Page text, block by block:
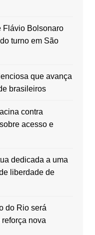
Flávio Bolsonaro
turno em São
que avança
brasileiros
contra
acesso e
dedicada a uma
liberdade de
do Rio será
nova